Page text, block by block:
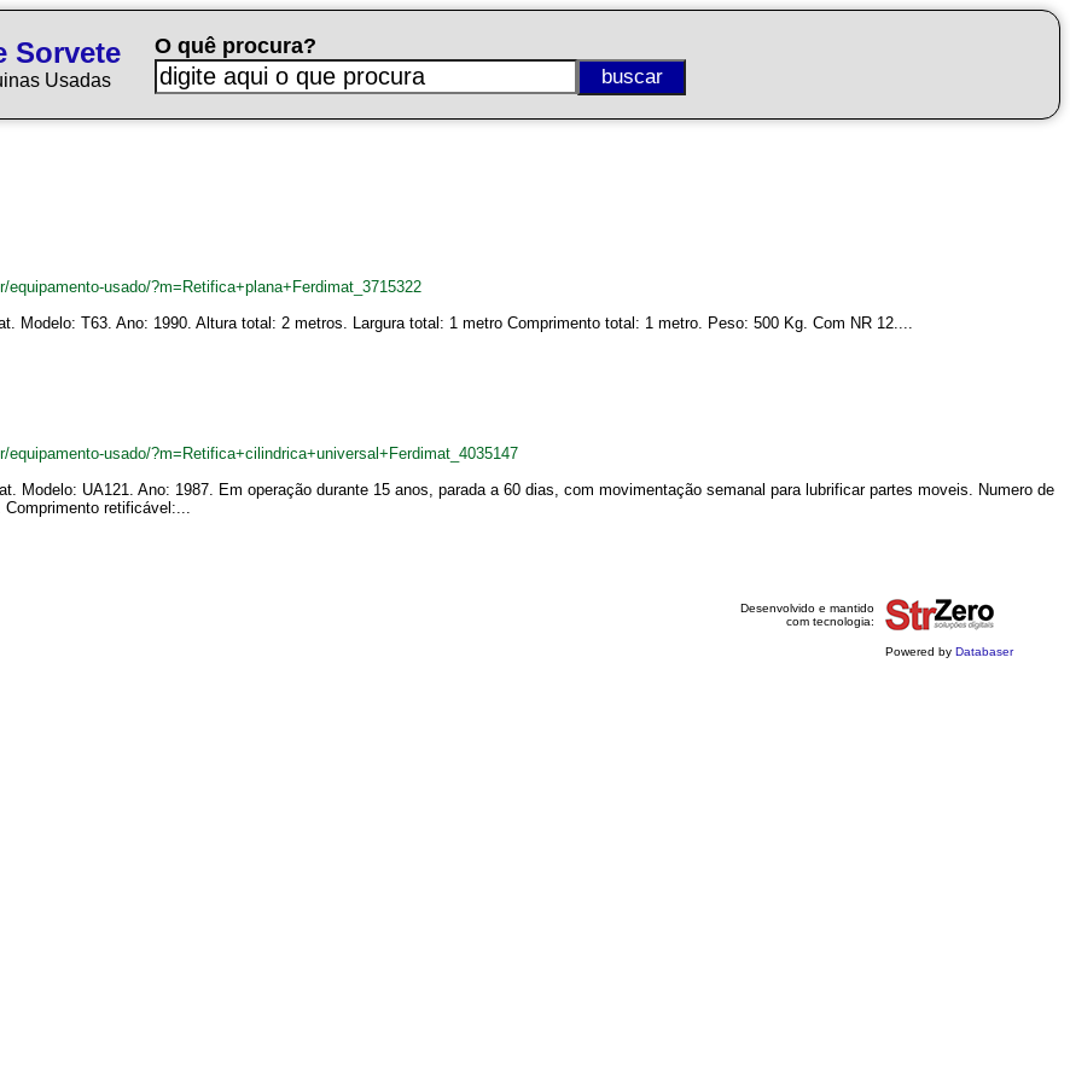
Sorvete
Usadas
O quê procura?
usado/?m=Retifica+plana+Ferdimat_3715322
Modelo: T63. Ano: 1990. Altura total: 2 metros. Largura total: 1 metro Comprimento total: 1 metro. Peso: 500 Kg. Com NR 12....
equipamento-usado/?m=Retifica+cilindrica+universal+Ferdimat_4035147
Modelo: UA121. Ano: 1987. Em operação durante 15 anos, parada a 60 dias, com movimentação semanal para lubrificar partes moveis. Numero de
retificável:...
Desenvolvido e mantido
com tecnologia:
Powered by Databaser